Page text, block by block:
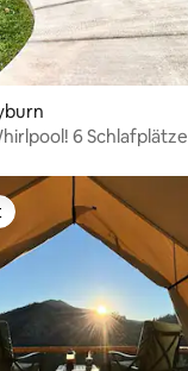
6 Schlafplätze